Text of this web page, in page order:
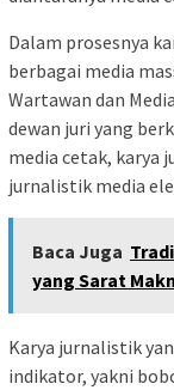
Dalam prosesnya
berbagai media
Wartawan dan
dewan juri yang
media cetak, karya
jurnalistik media
Baca Juga
yang Sarat
Karya jurnalistik
indikator, yakni